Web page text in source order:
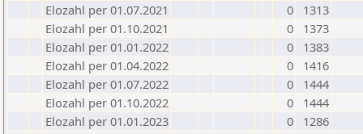
Elozahl per 01.07.2021
0
1313
Elozahl per 01.10.2021
0
1373
Elozahl per 01.01.2022
0
1383
Elozahl per 01.04.2022
0
1416
Elozahl per 01.07.2022
0
1444
Elozahl per 01.10.2022
0
1444
Elozahl per 01.01.2023
0
1286